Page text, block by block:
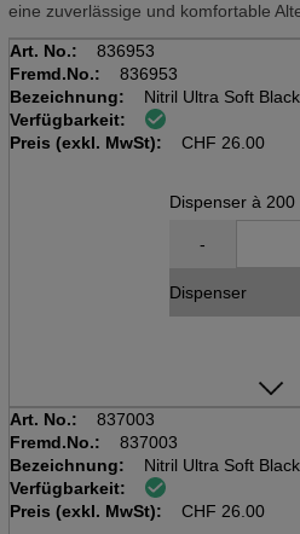
eine zuverlässige und komfortable
Art. No.:
836953
Fremd.No.:
836953
Bezeichnung:
Nitril Ultra Soft
Dispenser à 200 Stk
AQL 1.5, EN 455,
Verfügbarkeit:
Preis (exkl. MwSt):
CHF 26.00
Dispenser à 200
-
Dispenser
Art. No.:
837003
Fremd.No.:
837003
Bezeichnung:
Nitril Ultra Soft
Dispenser à 200 Stk
AQL 1.5, EN 455,
Verfügbarkeit:
Preis (exkl. MwSt):
CHF 26.00